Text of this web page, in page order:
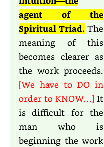
agent of the
Spiritual Triad. The
meaning of this
becomes clearer as
the work proceeds.
[We have to DO in
order to KNOW…] It
is difficult for the
man who is
beginning the work